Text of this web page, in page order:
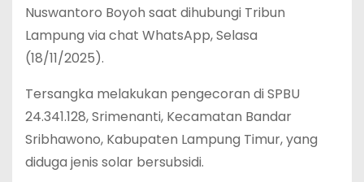
Nuswantoro Boyoh saat dihubungi Tribun
Lampung via chat WhatsApp, Selasa
(18/11/2025).
Tersangka melakukan pengecoran di SPBU
24.341.128, Srimenanti, Kecamatan Bandar
Sribhawono, Kabupaten Lampung Timur, yang
diduga jenis solar bersubsidi.